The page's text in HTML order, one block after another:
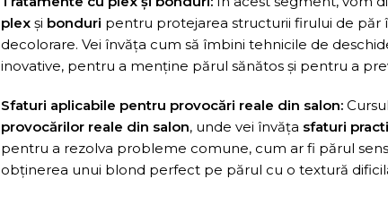
plex și bonduri pentru protejarea structurii firului de păr
decolorare. Vei învăța cum să îmbini tehnicile de
inovative, pentru a menține părul sănătos și pentru a
Sfaturi aplicabile pentru provocări reale din salon:
provocărilor reale din salon, unde vei învăța sfaturi
pentru a rezolva probleme comune, cum ar fi părul
obținerea unui blond perfect pe părul cu o textură